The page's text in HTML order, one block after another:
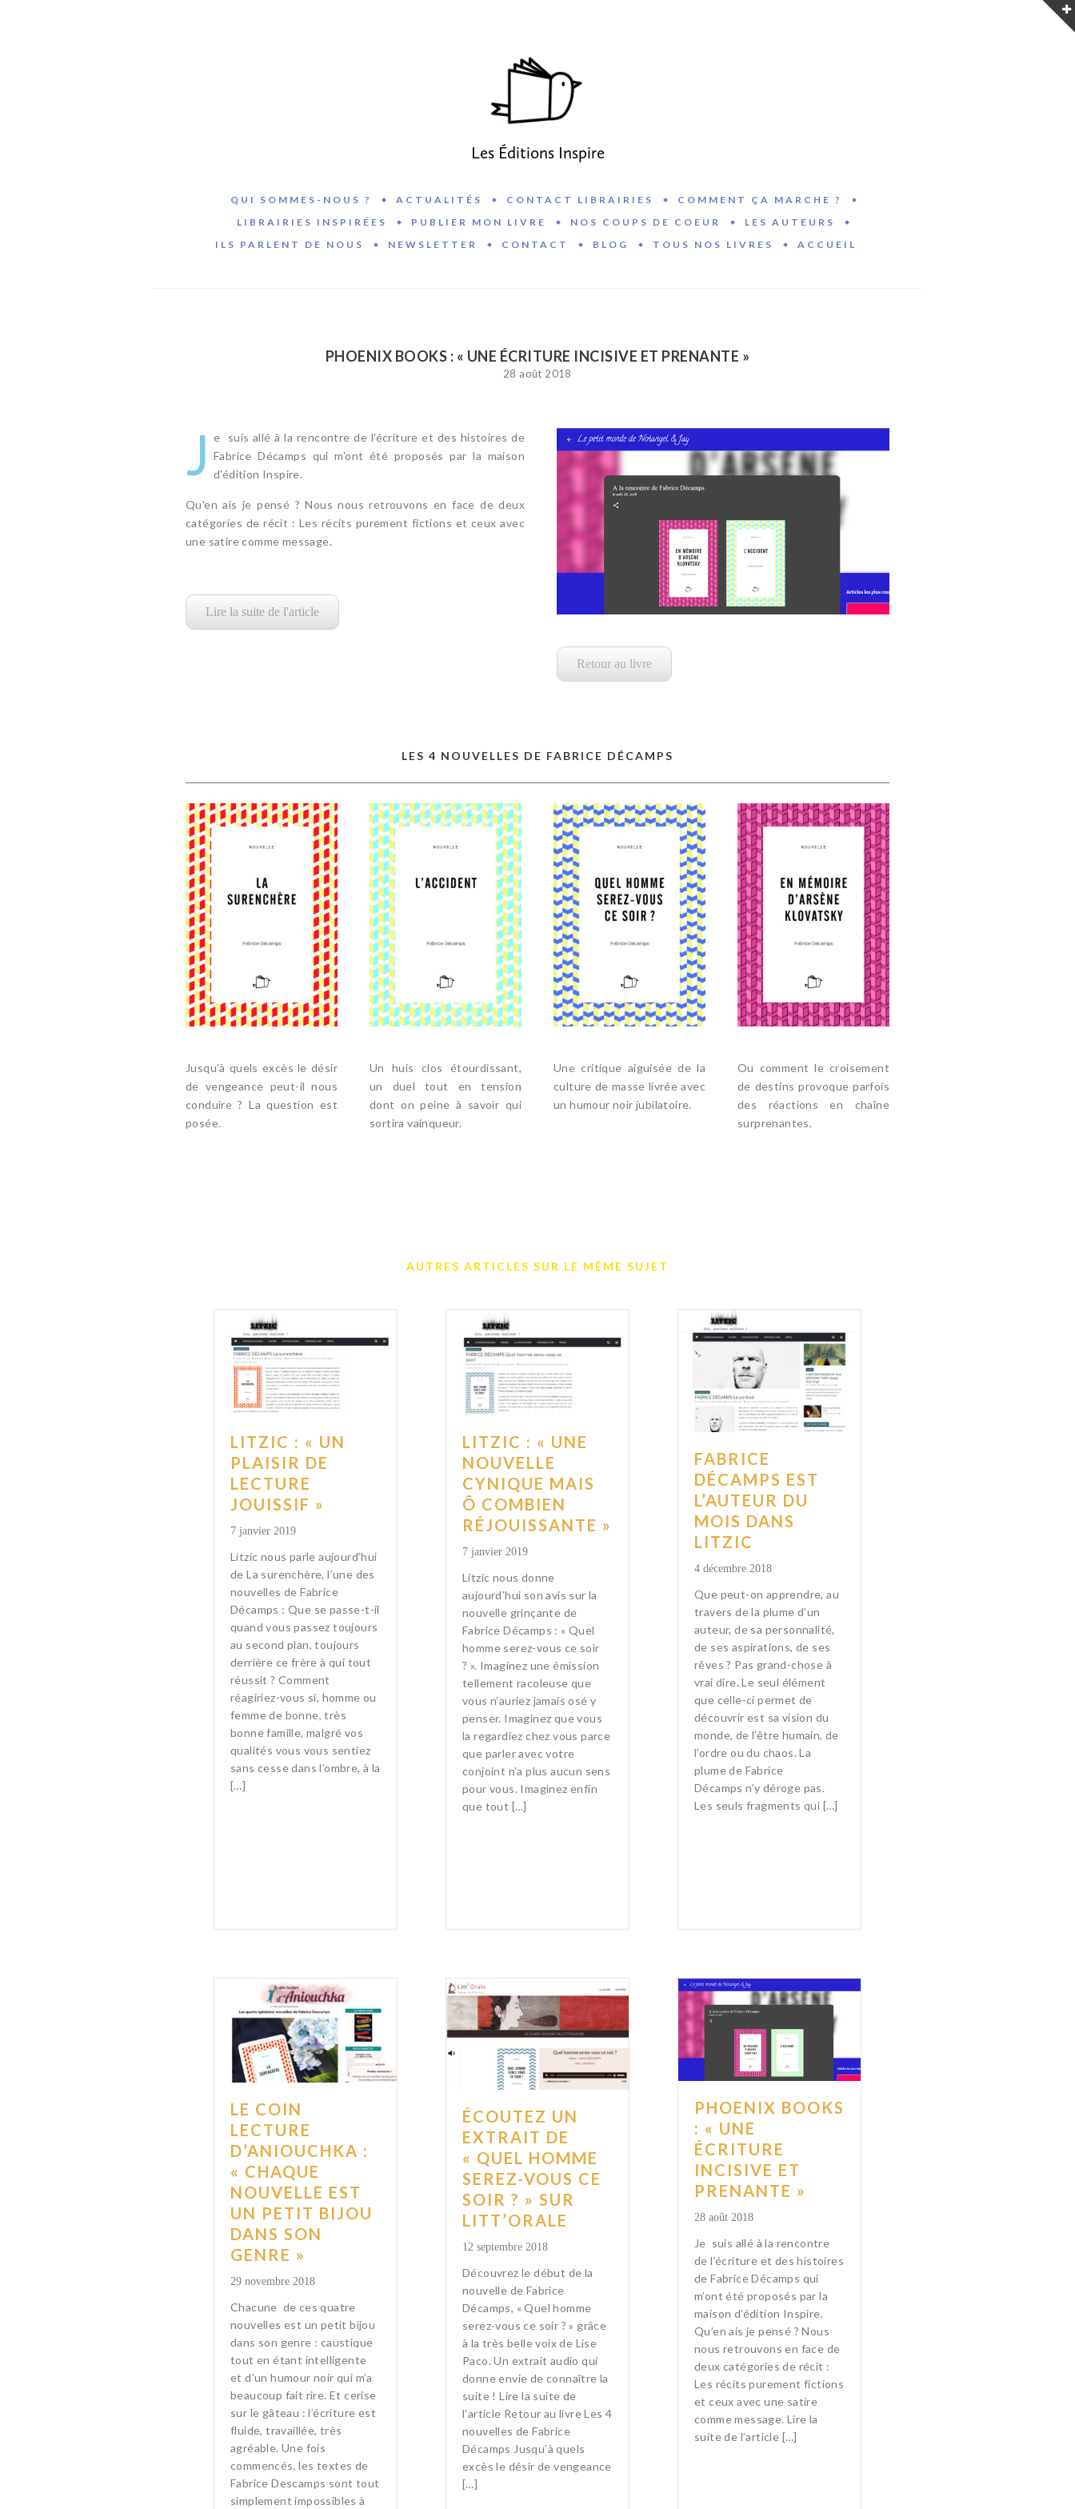
Les Éditions Inspire
QUI SOMMES-NOUS ? ACTUALITÉS CONTACT LIBRAIRIES
COMMENT ÇA MARCHE ?
LIBRAIRIES INSPIRÉES
PUBLIER MON LIVRE NOS COUPS DE COEUR
LES AUTEURS
ILS PARLENT DE NOUS
NEWSLETTER CONTACT BLOG TOUS NOS LIVRES ACCUEIL
PHOENIX BOOKS : « UNE ÉCRITURE INCISIVE ET PRENANTE »
28 août 2018
J e suis allé à la rencontre de l'écriture et des histoires de
Fabrice Décamps qui m'ont été proposés par la maison
d'édition Inspire.
Qu'en ais je pensé ? Nous nous retrouvons en face de deux
catégories de récit : Les récits purement fictions et ceux avec
une satire comme message.
Lire la suite de l'article
Retour au livre
LES 4 NOUVELLES DE FABRICE DÉCAMPS
Jusqu'à quels excès le désir
de vengeance peut-il nous
conduire ? La question est
posée.
Un huis clos étourdissant,
un duel tout en tension
dont on peine à savoir qui
sortira vainqueur.
Une critique aiguisée de la
culture de masse livrée avec
un humour noir jubilatoire.
Ou comment le croisement
de destins provoque parfois
des réactions en chaîne
surprenantes.
AUTRES ARTICLES SUR LE MÊME SUJET
LITZIC : « UN
PLAISIR DE
LECTURE
JOUISSIF »
7 janvier 2019
Litzic nous parle aujourd’hui
de La surenchère, l’une des
nouvelles de Fabrice
Décamps : Que se passe-t-il
quand vous passez toujours
au second plan, toujours
derrière ce frère à qui tout
réussit ? Comment
réagiriez-vous si, homme ou
femme de bonne, très
bonne famille, malgré vos
qualités vous vous sentiez
sans cesse dans l’ombre, à la
[…]
LITZIC : « UNE
NOUVELLE
CYNIQUE MAIS
Ô COMBIEN
RÉJOUISSANTE »
7 janvier 2019
Litzic nous donne
aujourd’hui son avis sur la
nouvelle grinçante de
Fabrice Décamps : « Quel
homme serez-vous ce soir
? ». Imaginez une émission
tellement racoleuse que
vous n’auriez jamais osé y
penser. Imaginez que vous
la regardiez chez vous parce
que parler avec votre
conjoint n’a plus aucun sens
pour vous. Imaginez enfin
que tout […]
FABRICE
DÉCAMPS EST
L’AUTEUR DU
MOIS DANS
LITZIC
4 décembre 2018
Que peut-on apprendre, au
travers de la plume d’un
auteur, de sa personnalité,
de ses aspirations, de ses
rêves ? Pas grand-chose à
vrai dire. Le seul élément
que celle-ci permet de
découvrir est sa vision du
monde, de l’être humain, de
l’ordre ou du chaos. La
plume de Fabrice
Décamps n’y déroge pas.
Les seuls fragments qui […]
LE COIN
LECTURE
D’ANIOUCHKA :
« CHAQUE
NOUVELLE EST
UN PETIT BIJOU
DANS SON
GENRE »
29 novembre 2018
Chacune de ces quatre
nouvelles est un petit bijou
dans son genre : caustique
tout en étant intelligente
et d’un humour noir qui m’a
beaucoup fait rire. Et cerise
sur le gâteau : l’écriture est
fluide, travaillée, très
agréable. Une fois
commencés, les textes de
Fabrice Descamps sont tout
simplement impossibles à
ÉCOUTEZ UN
EXTRAIT DE
« QUEL HOMME
SEREZ-VOUS CE
SOIR ? » SUR
LITT’ORALE
12 septembre 2018
Découvrez le début de la
nouvelle de Fabrice
Décamps, « Quel homme
serez-vous ce soir ? » grâce
à la très belle voix de Lise
Paco. Un extrait audio qui
donne envie de connaître la
suite ! Lire la suite de
l’article Retour au livre Les 4
nouvelles de Fabrice
Décamps Jusqu’à quels
excès le désir de vengeance
[…]
PHOENIX BOOKS
: « UNE
ÉCRITURE
INCISIVE ET
PRENANTE »
28 août 2018
Je suis allé à la rencontre
de l’écriture et des histoires
de Fabrice Décamps qui
m’ont été proposés par la
maison d’édition Inspire.
Qu’en ais je pensé ? Nous
nous retrouvons en face de
deux catégories de récit :
Les récits purement fictions
et ceux avec une satire
comme message. Lire la
suite de l’article […]